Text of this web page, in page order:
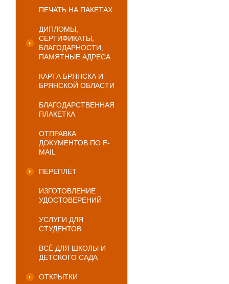
ПЕЧАТЬ НА ПАКЕТАХ
ДИПЛОМЫ,
СЕРТИФИКАТЫ,
БЛАГОДАРНОСТИ,
ПАМЯТНЫЕ АДРЕСА
КАРТА БРЯНСКА И
БРЯНСКОЙ ОБЛАСТИ
БЛАГОДАРСТВЕННАЯ
ПЛАКЕТКА
ОТПРАВКА
ДОКУМЕНТОВ ПО E-
MAIL
ПЕРЕПЛЁТ
ИЗГОТОВЛЕНИЕ
УДОСТОВЕРЕНИЙ
УСЛУГИ ДЛЯ
СТУДЕНТОВ
ВСЁ ДЛЯ ШКОЛЫ И
ДЕТСКОГО САДА
ОТКРЫТКИ